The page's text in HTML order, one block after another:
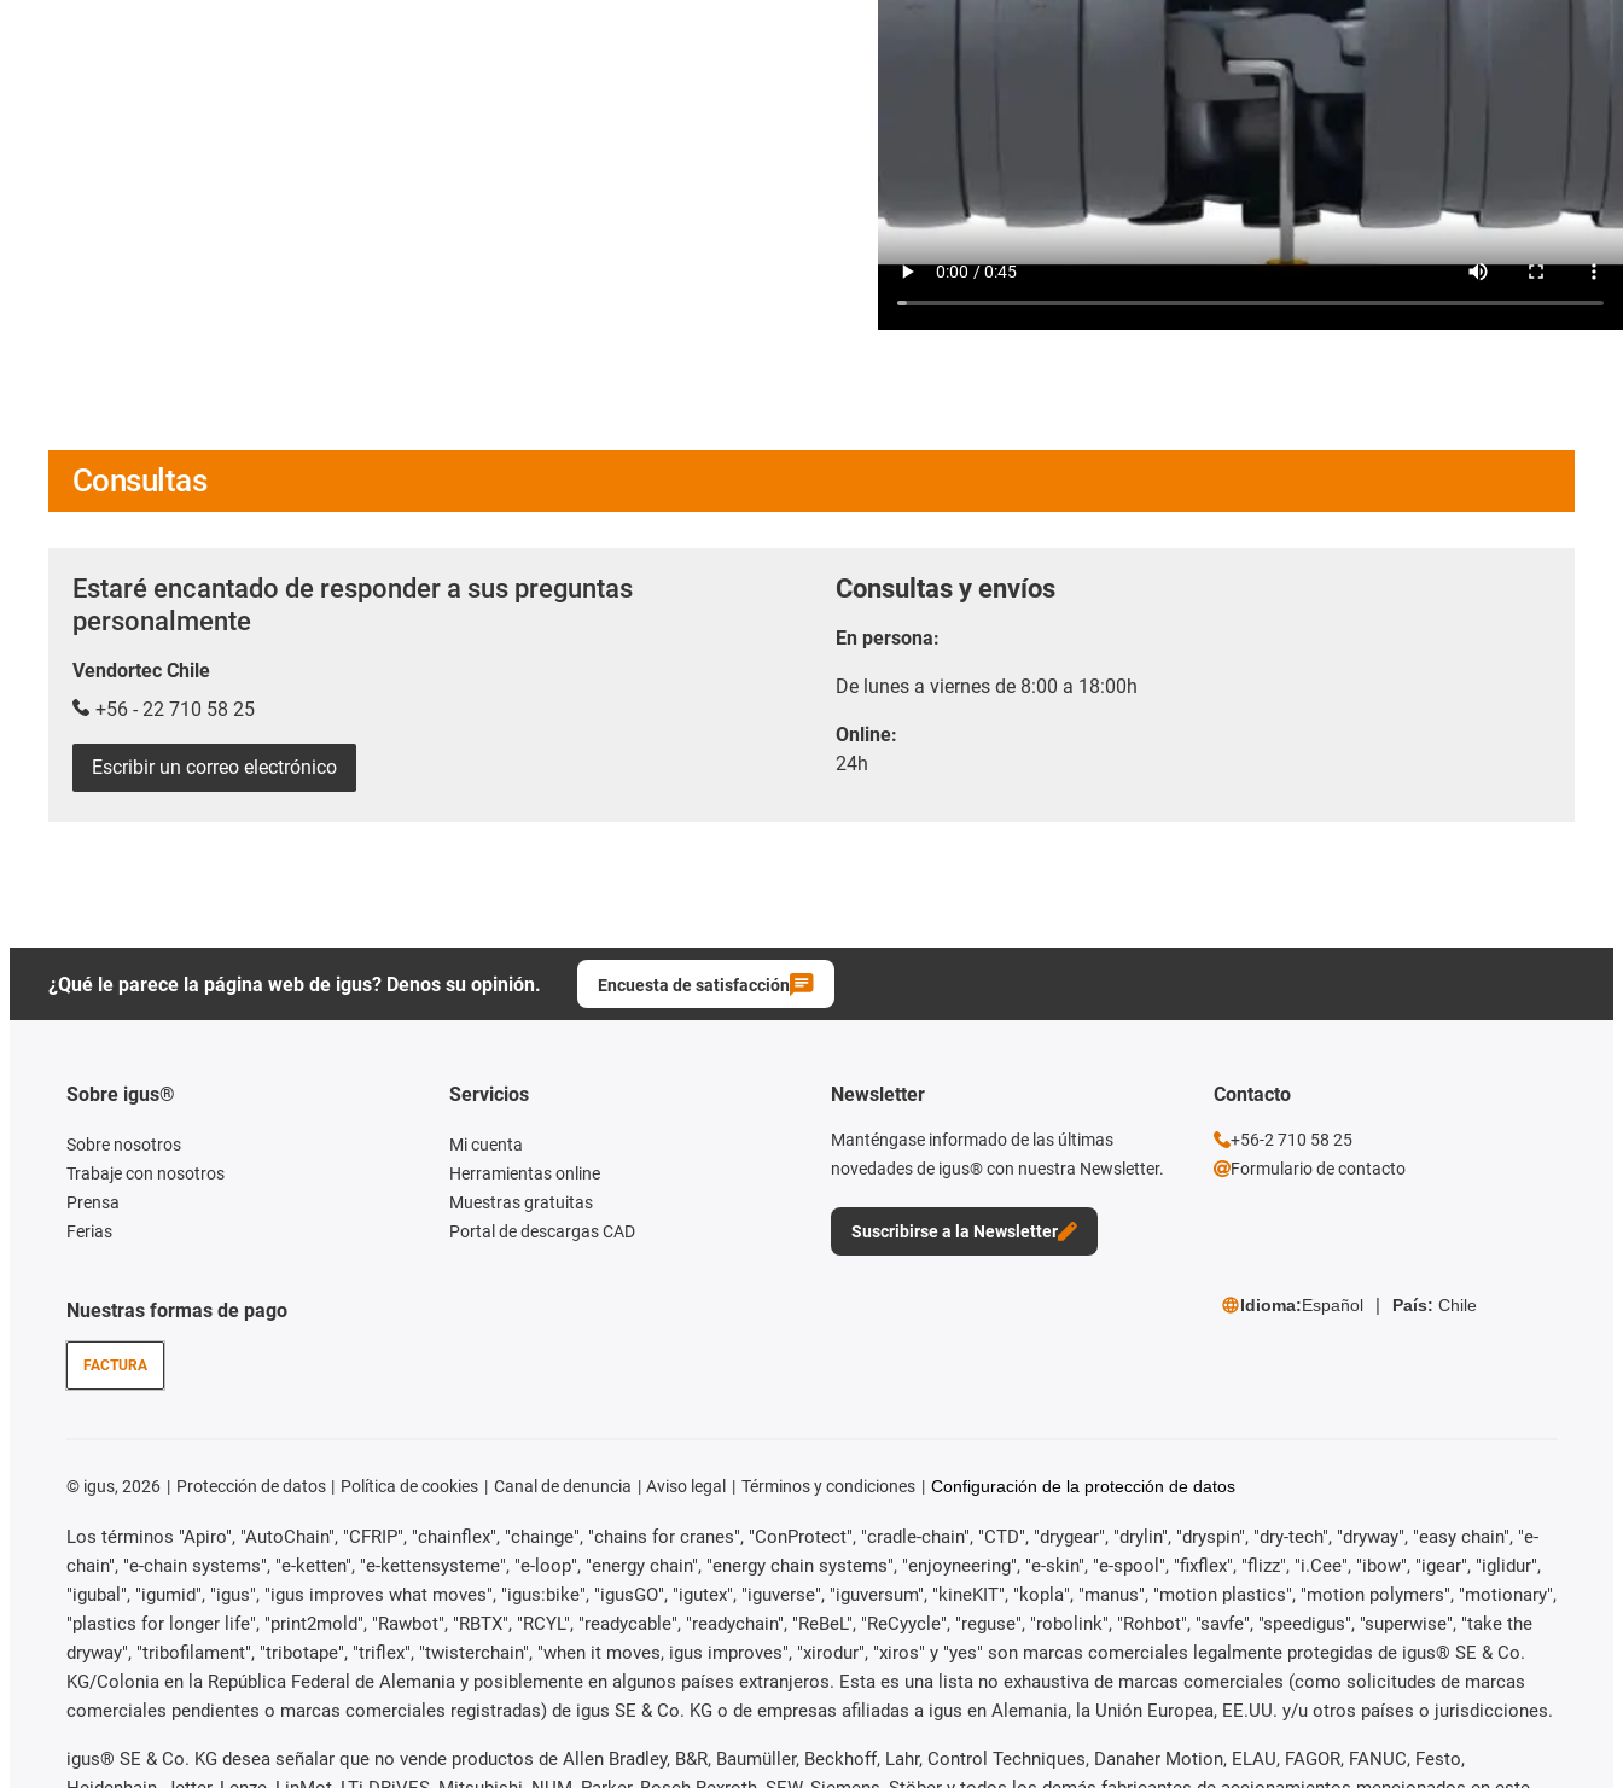
Consultas
Estaré encantado de responder a sus preguntas
personalmente
Vendortec Chile
+56 - 22 710 58 25
Escribir un correo electrónico
Consultas y envíos
En persona:
De lunes a viernes de 8:00 a 18:00h
Online:
24h
¿Qué le parece la página web de igus? Denos su opinión. Encuesta de satisfacción
Sobre igus®
Sobre nosotros
Trabaje con nosotros
Prensa
Ferias
Nuestras formas de pago
FACTURA
Servicios
Mi cuenta
Herramientas online
Muestras gratuitas
Portal de descargas CAD
Newsletter
Manténgase informado de las últimas
novedades de igus® con nuestra Newsletter.
Suscribirse a la Newsletter
Contacto
+56-2 710 58 25
Formulario de contacto
Idioma:Español País: Chile
© igus, 2026 Protección de datos Política de cookies Canal de denuncia Aviso legal Términos y condiciones Configuración de la protección de datos
Los términos "Apiro", "AutoChain", "CFRIP", "chainflex", "chainge", "chains for cranes", "ConProtect", "cradle-chain", "CTD", "drygear", "drylin", "dryspin", "dry-tech", "dryway", "easy chain", "e-
chain", "e-chain systems", "e-ketten", "e-kettensysteme", "e-loop", "energy chain", "energy chain systems", "enjoyneering", "e-skin", "e-spool", "fixflex", "flizz", "i.Cee", "ibow", "igear", "iglidur",
"igubal", "igumid", "igus", "igus improves what moves", "igus:bike", "igusGO", "igutex", "iguverse", "iguversum", "kineKIT", "kopla", "manus", "motion plastics", "motion polymers", "motionary",
"plastics for longer life", "print2mold", "Rawbot", "RBTX", "RCYL", "readycable", "readychain", "ReBeL", "ReCyycle", "reguse", "robolink", "Rohbot", "savfe", "speedigus", "superwise", "take the
dryway", "tribofilament", "tribotape", "triflex", "twisterchain", "when it moves, igus improves", "xirodur", "xiros" y "yes" son marcas comerciales legalmente protegidas de igus® SE & Co.
KG/Colonia en la República Federal de Alemania y posiblemente en algunos países extranjeros. Esta es una lista no exhaustiva de marcas comerciales (como solicitudes de marcas
comerciales pendientes o marcas comerciales registradas) de igus SE & Co. KG o de empresas afiliadas a igus en Alemania, la Unión Europea, EE.UU. y/u otros países o jurisdicciones.
igus® SE & Co. KG desea señalar que no vende productos de Allen Bradley, B&R, Baumüller, Beckhoff, Lahr, Control Techniques, Danaher Motion, ELAU, FAGOR, FANUC, Festo,